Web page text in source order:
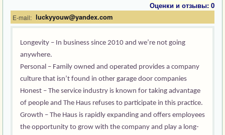
Оценки и отзывы: 0
E-mail: luckyyouw@yandex.com
Longevity – In business since 2010 and we’re not going
anywhere.
Personal – Family owned and operated provides a company
culture that isn’t found in other garage door companies
Honest – The service industry is known for taking advantage
of people and The Haus refuses to participate in this practice.
Growth – The Haus is rapidly expanding and offers employees
the opportunity to grow with the company and play a long-